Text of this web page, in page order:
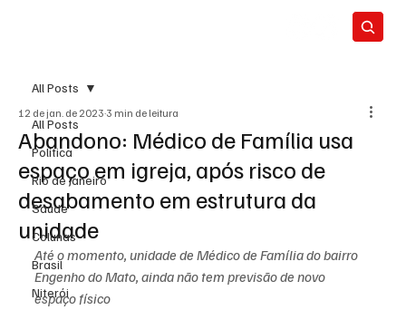
All Posts
Política
Rio de Janeiro
Saúde
Colunas
Brasil
Niterói
All Posts
Abandono: Médico de Família usa
espaço em igreja, após risco de
desabamento em estrutura da
unidade
12 de jan. de 2023 3 min de leitura
Até o momento, unidade de Médico de Família do bairro
Engenho do Mato, ainda não tem previsão de novo
espaço físico